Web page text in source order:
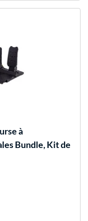
à
Bundle, Kit de